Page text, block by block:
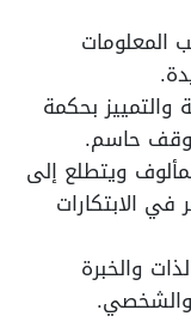
المعلومات
والتمييز بحكمة
موقف حاسم.
ويتطلع إلى
في الابتكارات
والخبرة
والشخصي.